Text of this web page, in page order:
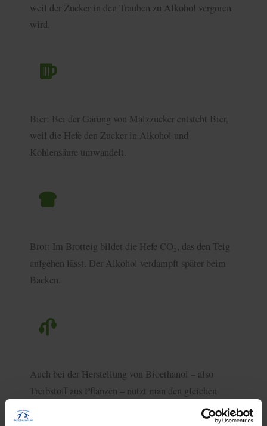
weil der Zucker in den Trauben zu Alkohol vergoren
wird.
Bier: Bei der Gärung von Malzzucker entsteht Bier,
weil die Hefe den Zucker in Alkohol und
Kohlensäure umwandelt.
Brot: Im Brotteig bildet die Hefe CO₂, das den Teig
aufgehen lässt. Der Alkohol verdampft später beim
Backen.
Auch bei der Herstellung von Bioethanol – also
Treibstoff aus Pflanzen – nutzt man den gleichen